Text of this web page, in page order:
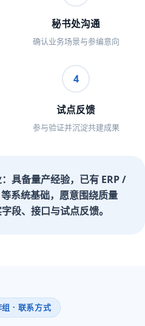
秘书处沟通
确认业务场景与参编意向
4
试点反馈
参与验证并沉淀共建成果
具备量产经验，已有 ERP /
系统基础，愿意围绕质量
段、接口与试点反馈。
· 联系方式